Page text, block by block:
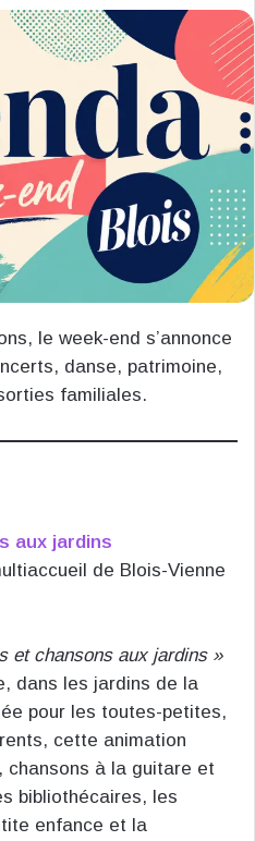
le week-end s’annonce
danse, patrimoine,
familiales.
aux jardins
de Blois-Vienne
et chansons aux jardins »
dans les jardins de la
pour les toutes-petites,
cette animation
chansons à la guitare et
bibliothécaires, les
enfance et la